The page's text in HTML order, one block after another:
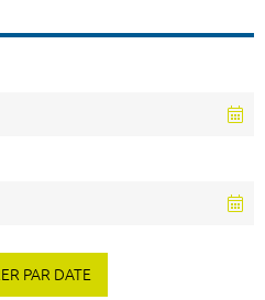
PAR DATE